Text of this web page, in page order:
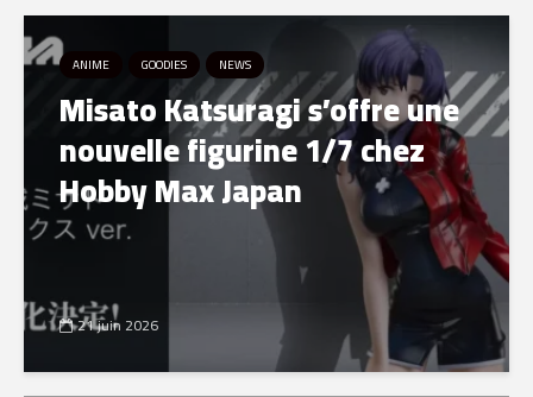
ANIME GOODIES NEWS
Misato Katsuragi s’offre une
nouvelle figurine 1/7 chez
Hobby Max Japan
21 juin 2026